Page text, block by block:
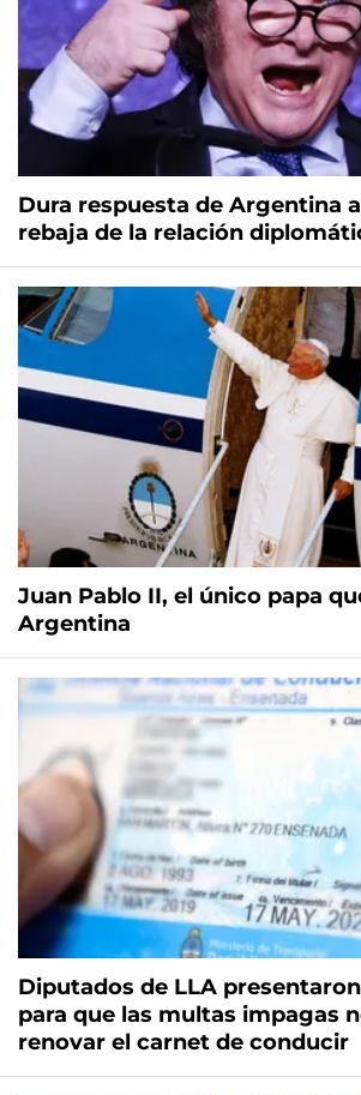
Dura respuesta de Argentina
rebaja de la relación
Juan Pablo II, el único papa
Argentina
Diputados de LLA
para que las multas impagas
renovar el carnet de conducir